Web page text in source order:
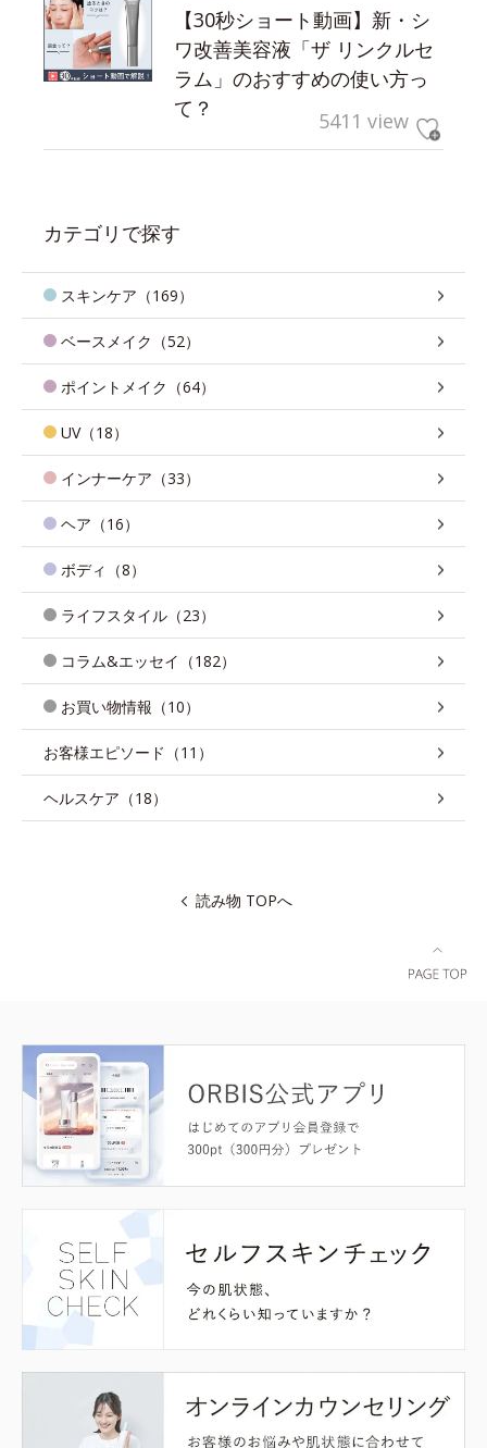
【30秒ショート動画】新・シ
ワ改善美容液「ザ リンクルセ
ラム」のおすすめの使い方っ
て？
5411 view
カテゴリで探す
スキンケア（169）
ベースメイク（52）
ポイントメイク（64）
UV（18）
インナーケア（33）
ヘア（16）
ボディ（8）
ライフスタイル（23）
コラム&エッセイ（182）
お買い物情報（10）
お客様エピソード（11）
ヘルスケア（18）
読み物 TOPへ